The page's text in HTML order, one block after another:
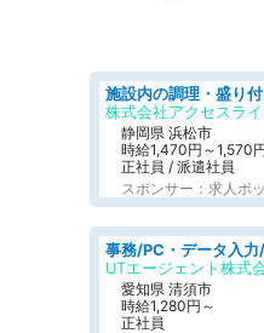
施設内の調理・盛り
株式会社アクセスラ
静岡県 浜松市
時給1,470円～1,570
正社員 / 派遣社員
スポンサー：求人ボ
UTエージェント株式
愛知県 清須市
時給1,280円～
正社員